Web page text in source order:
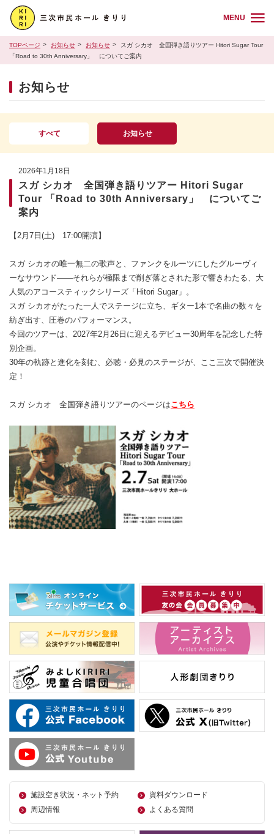
MENU
TOPページ お知らせ お知らせ
スガ シカオ 全国弾き語りツアー Hitori Sugar Tour
「Road to 30th Anniversary」 についてご案内
お知らせ
すべて お知らせ
2026年1月18日
スガ シカオ 全国弾き語りツアー Hitori Sugar
Tour 「Road to 30th Anniversary」 についてご
案内
【2月7日(土) 17:00開演】
スガ シカオの唯一無二の歌声と、ファンクをルーツにしたグルーヴィ
ーなサウンド――それらが極限まで削ぎ落とされた形で響きわたる、大
人気のアコースティックシリーズ「Hitori Sugar」。
スガ シカオがたった一人でステージに立ち、ギター1本で名曲の数々を
紡ぎ出す、圧巻のパフォーマンス。
今回のツアーは、2027年2月26日に迎えるデビュー30周年を記念した特
別企画。
30年の軌跡と進化を刻む、必聴・必見のステージが、ここ三次で開催決
定！
スガ シカオ 全国弾き語りツアーのページはこちら
施設空き状況・ネット予約
資料ダウンロード
周辺情報
よくある質問